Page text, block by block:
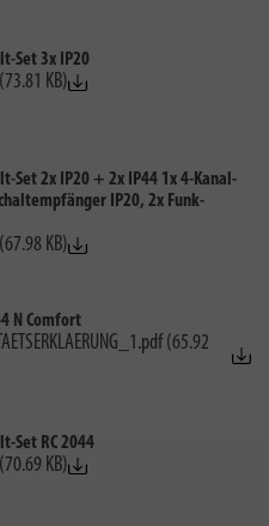
Set 3x IP20
KB)
Set 2x IP20 + 2x IP44 1x 4-Kanal-
IP20, 2x Funk-
KB)
N Comfort
(65.92
Set RC 2044
KB)